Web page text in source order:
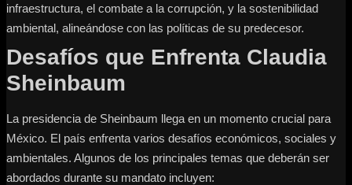
infraestructura, el combate a la corrupción, y la sostenibilidad
ambiental, alineándose con las políticas de su predecesor.
Desafíos que Enfrenta Claudia
Sheinbaum
La presidencia de Sheinbaum llega en un momento crucial para
México. El país enfrenta varios desafíos económicos, sociales y
ambientales. Algunos de los principales temas que deberán ser
abordados durante su mandato incluyen: